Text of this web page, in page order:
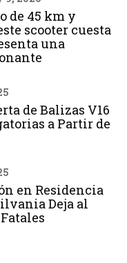
de 45 km y
scooter cuesta
una
de Balizas V16
a Partir de
en Residencia
Deja al